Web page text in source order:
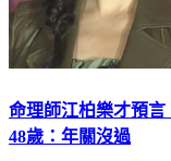
命理師江柏樂才預